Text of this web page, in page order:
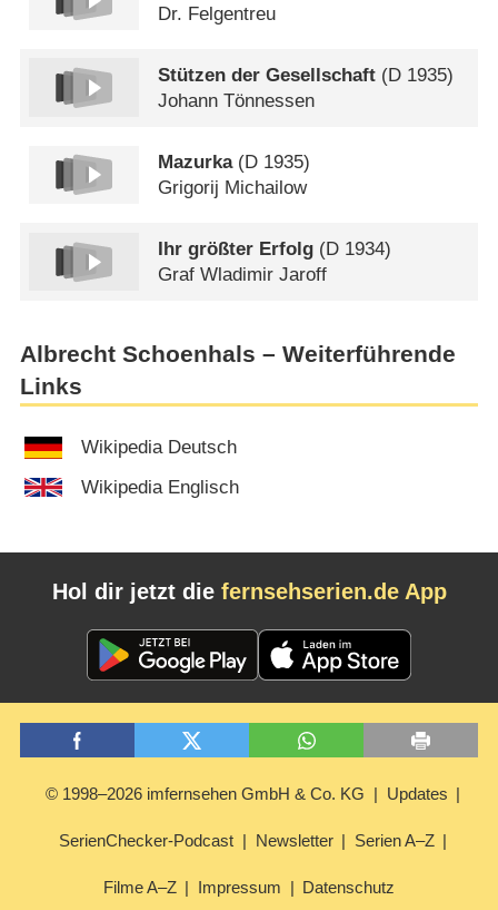
Dr. Felgentreu
Stützen der Gesellschaft (D 1935)
Johann Tönnessen
Mazurka(D 1935)
Grigorij Michailow
Ihr größter Erfolg (D 1934)
Graf Wladimir Jaroff
Albrecht Schoenhals – Weiterführende
Links
Wikipedia Deutsch
Wikipedia Englisch
Hol dir jetzt die fernsehserien.de App
© 1998–2026 imfernsehen GmbH & Co. KG Updates
SerienChecker-Podcast Newsletter Serien A–Z
Filme A–Z Impressum Datenschutz